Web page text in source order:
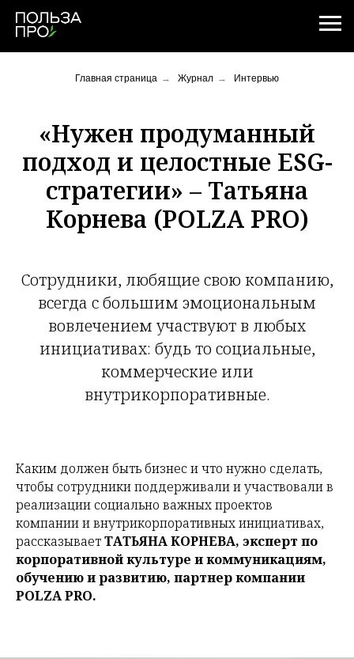
Главная страница → Журнал → Интервью
«Нужен продуманный
подход и целостные ESG-
стратегии» – Татьяна
Корнева (POLZA PRO)
Сотрудники, любящие свою компанию,
всегда с большим эмоциональным
вовлечением участвуют в любых
инициативах: будь то социальные,
коммерческие или
внутрикорпоративные.
Каким должен быть бизнес и что нужно сделать,
чтобы сотрудники поддерживали и участвовали в
реализации социально важных проектов
компании и внутрикорпоративных инициативах,
рассказываетТАТЬЯНА КОРНЕВА, эксперт по
корпоративной культуре и коммуникациям,
обучению и развитию, партнер компании
POLZA PRO.